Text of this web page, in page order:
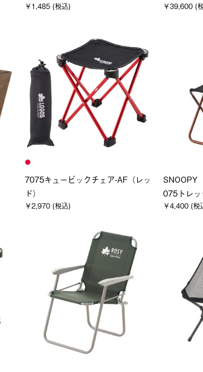
￥1,485 (税込) ￥39,600 (
7075キュービックチェア-AF（レッ
ド）
￥2,970 (税込)
SNOOPY
075トレッ
￥4,400 (税